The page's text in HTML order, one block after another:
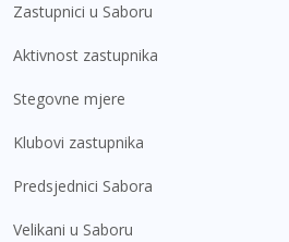
Zastupnici u Saboru
Aktivnost zastupnika
Stegovne mjere
Klubovi zastupnika
Predsjednici Sabora
Velikani u Saboru